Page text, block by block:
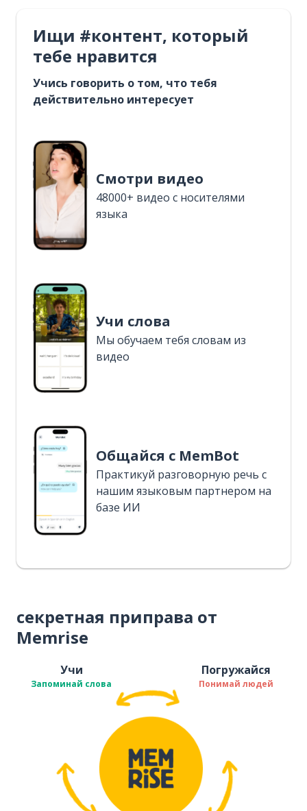
Ищи #контент, который
тебе нравится
Учись говорить о том, что тебя
действительно интересует
Смотри видео
48000+ видео с носителями
языка
Учи слова
Мы обучаем тебя словам из
видео
Общайся с MemBot
Практикуй разговорную речь с
нашим языковым партнером на
базе ИИ
секретная приправа от
Memrise
Учи
Запоминай слова
Погружайся
Понимай людей